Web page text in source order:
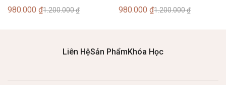
(30 Bông) – Can Lãnh
1.200.000₫
980.000 ₫
Trọng (35 Bông) – Can
1.200.000₫
980.000₫
Liên HệSản PhẩmKhóa Học